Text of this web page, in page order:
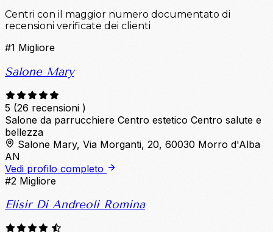
Centri con il maggior numero documentato di
recensioni verificate dei clienti
#1 Migliore
Salone Mary
5 (26 recensioni )
Salone da parrucchiere Centro estetico Centro salute e
bellezza
Salone Mary, Via Morganti, 20, 60030 Morro d'Alba
AN
Vedi profilo completo
#2 Migliore
Elisir Di Andreoli Romina